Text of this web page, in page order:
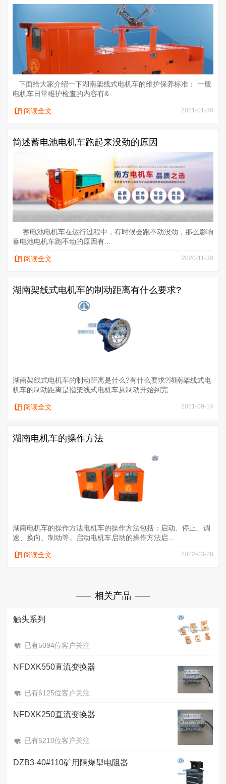
下面给大家介绍一下湖南架线式电机车的维护保养标准： 一般
电机车日常维护检查的内容有&...
阅读全文 2021-01-30
简述蓄电池电机车跑起来没劲的原因
蓄电池电机车在运行过程中，有时候会跑不动没劲，那么影响
蓄电池电机车跑不动的原因有...
阅读全文 2020-11-30
湖南架线式电机车的制动距离有什么要求?
湖南架线式电机车的制动距离是什么?有什么要求?湖南架线式电
机车的制动距离是指架线式电机车从制动开始到完...
阅读全文 2021-09-14
湖南电机车的操作方法
湖南电机车的操作方法电机车的操作方法包括：启动、停止、调
速、换向、制动等。启动电机车启动的操作方法启...
阅读全文 2022-03-28
相关产品
触头系列
已有5094位客户关注
NFDXK550直流变换器
已有6125位客户关注
NFDXK250直流变换器
已有5210位客户关注
DZB3-40#110矿用隔爆型电阻器